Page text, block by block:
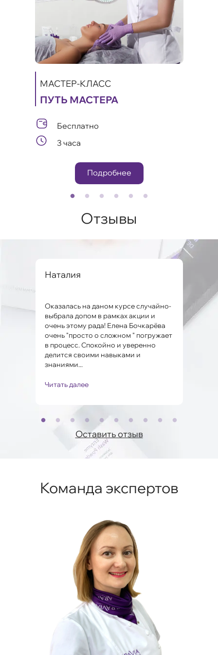
МАСТЕР-КЛАСС
ПУТЬ МАСТЕРА
Бесплатно
3 часа
Подробнее
Отзывы
Наталия
Оказалась на даном курсе случайно-
выбрала допом в рамках акции и
очень этому рада! Елена Бочкарёва
очень "просто о сложном " погружает
в процесс. Спокойно и уверенно
делится своими навыками и
знаниями...
Читать далее
Оставить отзыв
Команда экспертов